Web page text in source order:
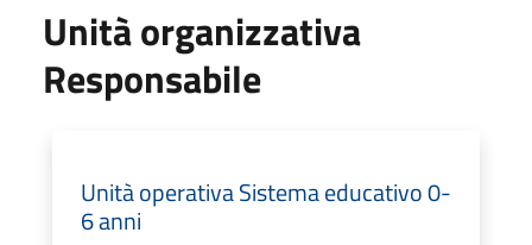
Unità organizzativa
Responsabile
Unità operativa Sistema educativo 0-
6 anni